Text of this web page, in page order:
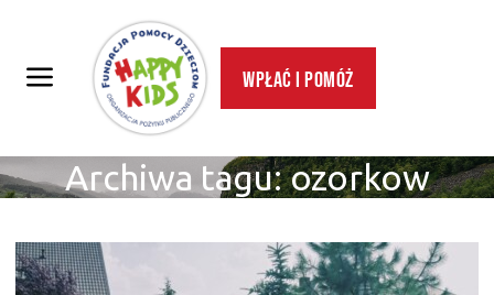
Wpłać i pomóż
Archiwa tagu:ozorkow